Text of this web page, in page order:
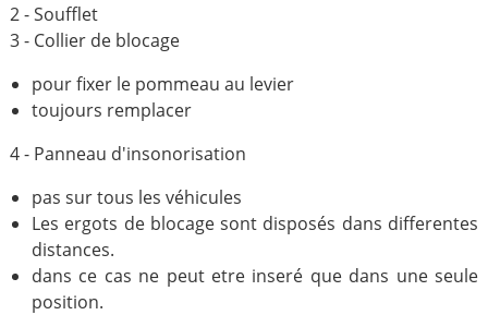
2 - Soufflet
3 - Collier de blocage
pour fixer le pommeau au levier
toujours remplacer
4 - Panneau d'insonorisation
pas sur tous les véhicules
Les ergots de blocage sont disposés dans differentes
distances.
dans ce cas ne peut etre inseré que dans une seule
position.